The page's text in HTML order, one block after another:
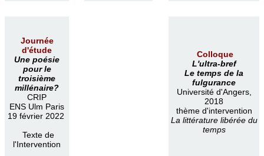
Journée
d'étude
Une poésie
pour le
troisième
millénaire?
CRIP
ENS Ulm Paris
19 février 2022
Texte de
l'Intervention
Colloque
L'ultra-bref
Le temps de la
fulgurance
Université d'Angers,
2018
thème d'intervention
La littérature libérée du
temps